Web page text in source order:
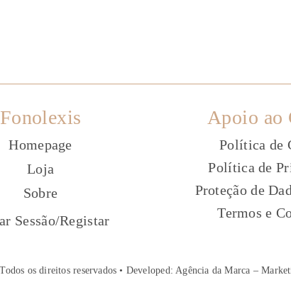
Fonolexis
Homepage
Loja
Sobre
Sessão/Registar
Apoio ao
Política de
Política de
Proteção de
Termos e
os direitos reservados • Developed:Agência da Marca –